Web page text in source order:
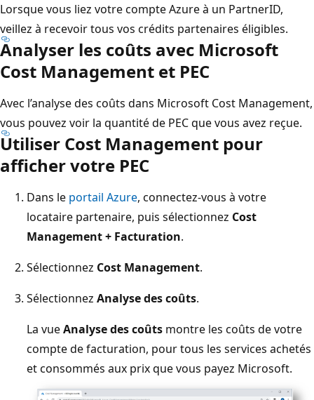
Lorsque vous liez votre compte Azure à un PartnerID,
veillez à recevoir tous vos crédits partenaires éligibles.
Analyser les coûts avec Microsoft
Cost Management et PEC
Avec l’analyse des coûts dans Microsoft Cost Management,
vous pouvez voir la quantité de PEC que vous avez reçue.
Utiliser Cost Management pour
afficher votre PEC
Dans le portail Azure, connectez-vous à votre
locataire partenaire, puis sélectionnez Cost
Management + Facturation.
Sélectionnez Cost Management.
Sélectionnez Analyse des coûts.
La vueAnalyse des coûts montre les coûts de votre
compte de facturation, pour tous les services achetés
et consommés aux prix que vous payez Microsoft.